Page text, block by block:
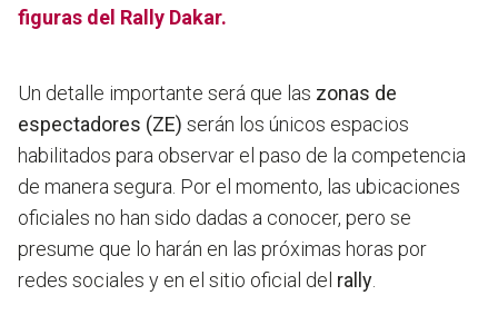
figuras del Rally Dakar.
Un detalle importante será que las zonas de
espectadores (ZE) serán los únicos espacios
habilitados para observar el paso de la competencia
de manera segura. Por el momento, las ubicaciones
oficiales no han sido dadas a conocer, pero se
presume que lo harán en las próximas horas por
redes sociales y en el sitio oficial del rally